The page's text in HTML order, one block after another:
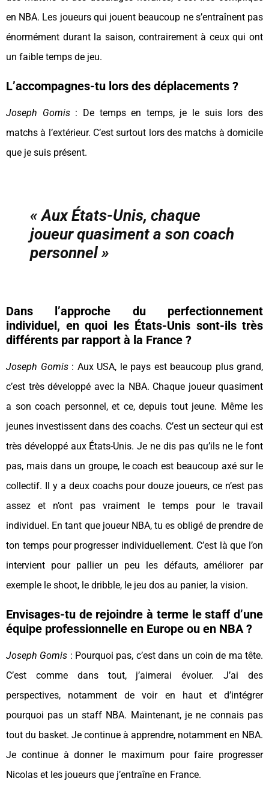
en NBA. Les joueurs qui jouent beaucoup ne s’entraînent pas
énormément durant la saison, contrairement à ceux qui ont
un faible temps de jeu.
L’accompagnes-tu lors des déplacements ?
Joseph Gomis: De temps en temps, je le suis lors des
matchs à l’extérieur. C’est surtout lors des matchs à domicile
que je suis présent.
« Aux États-Unis, chaque
joueur quasiment a son coach
personnel »
Dans l’approche du perfectionnement
individuel, en quoi les États-Unis sont-ils très
différents par rapport à la France ?
Joseph Gomis: Aux USA, le pays est beaucoup plus grand,
c’est très développé avec la NBA. Chaque joueur quasiment
a son coach personnel, et ce, depuis tout jeune. Même les
jeunes investissent dans des coachs. C’est un secteur qui est
très développé aux États-Unis. Je ne dis pas qu’ils ne le font
pas, mais dans un groupe, le coach est beaucoup axé sur le
collectif. Il y a deux coachs pour douze joueurs, ce n’est pas
assez et n’ont pas vraiment le temps pour le travail
individuel. En tant que joueur NBA, tu es obligé de prendre de
ton temps pour progresser individuellement. C’est là que l’on
intervient pour pallier un peu les défauts, améliorer par
exemple le shoot, le dribble, le jeu dos au panier, la vision.
Envisages-tu de rejoindre à terme le staff d’une
équipe professionnelle en Europe ou en NBA ?
Joseph Gomis : Pourquoi pas, c’est dans un coin de ma tête.
C’est comme dans tout, j’aimerai évoluer. J’ai des
perspectives, notamment de voir en haut et d’intégrer
pourquoi pas un staff NBA. Maintenant, je ne connais pas
tout du basket. Je continue à apprendre, notamment en NBA.
Je continue à donner le maximum pour faire progresser
Nicolas et les joueurs que j’entraîne en France.